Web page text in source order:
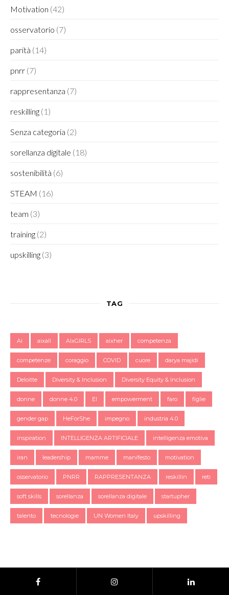
Motivation (42)
osservatorio (7)
parità (14)
pnrr (7)
rappresentanza (7)
reskilling (1)
Senza categoria (2)
sorellanza digitale (18)
sostenibilità (6)
STEAM (16)
team (3)
training (2)
upskilling (3)
TAG
Ai aixall AIxGIRLS aixher competenza
competenze coraggio COVID cuore darya majidi
Deloitte Diversity & Inclusion Diversity Equity & Inclusion
donne donne 4.0 EI empowerment faro figlie
gender gap HeForShe impegno industria 4.0
inspiration INTELLIGENZA ARTIFICIALE intelligenza emotiva
iran leadership mamme manifesto motivation
osservatorio PNRR RAPPRESENTANZA reskillin reti
soft skills sorellanza sorellanza digitale startupher
talento tecnologie UN Women Italy upskilling